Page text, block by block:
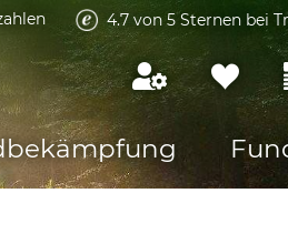
4.7 von 5 Sternen bei